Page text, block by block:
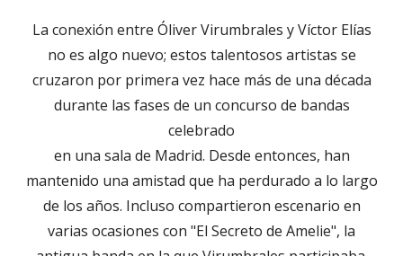
La conexión entre Óliver Virumbrales y Víctor Elías
no es algo nuevo; estos talentosos artistas se
cruzaron por primera vez hace más de una década
durante las fases de un concurso de bandas
celebrado
en una sala de Madrid. Desde entonces, han
mantenido una amistad que ha perdurado a lo largo
de los años. Incluso compartieron escenario en
varias ocasiones con "El Secreto de Amelie", la